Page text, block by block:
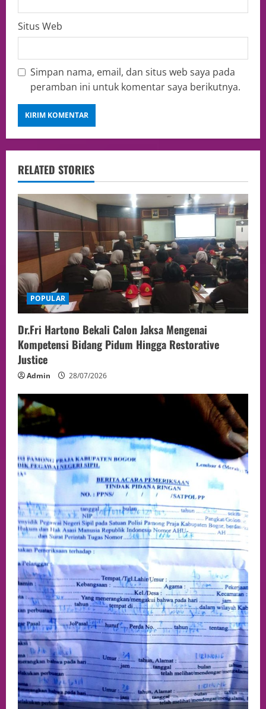
Situs Web
Simpan nama, email, dan situs web saya pada
peramban ini untuk komentar saya berikutnya.
RELATED STORIES
POPULAR
Dr.Fri Hartono Bekali Calon Jaksa Mengenai
Kompetensi Bidang Pidum Hingga Restorative
Justice
Admin 28/07/2026